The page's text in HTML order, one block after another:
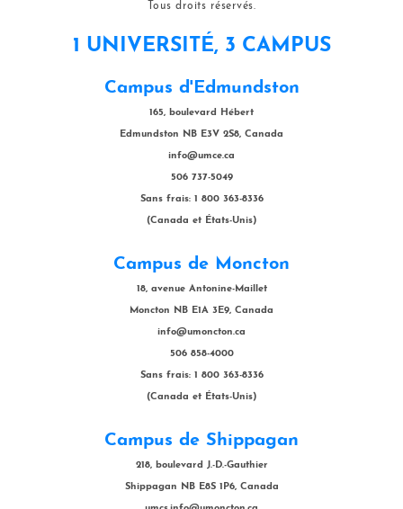
Tous droits réservés.
1 UNIVERSITÉ, 3 CAMPUS
Campus d'Edmundston
165, boulevard Hébert
Edmundston NB E3V 2S8, Canada
info@umce.ca
506 737-5049
Sans frais: 1 800 363-8336
(Canada et États-Unis)
Campus de Moncton
18, avenue Antonine-Maillet
Moncton NB E1A 3E9, Canada
info@umoncton.ca
506 858-4000
Sans frais: 1 800 363-8336
(Canada et États-Unis)
Campus de Shippagan
218, boulevard J.-D.-Gauthier
Shippagan NB E8S 1P6, Canada